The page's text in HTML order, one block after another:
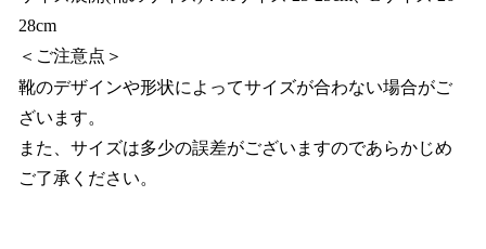
28cm
＜ご注意点＞
靴のデザインや形状によってサイズが合わない場合がご
ざいます。
また、サイズは多少の誤差がございますのであらかじめ
ご了承ください。